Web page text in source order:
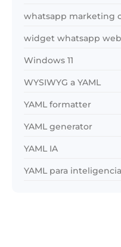
whatsapp marketing
widget whatsapp web
Windows 11
WYSIWYG a YAML
YAML formatter
YAML generator
YAML IA
YAML para